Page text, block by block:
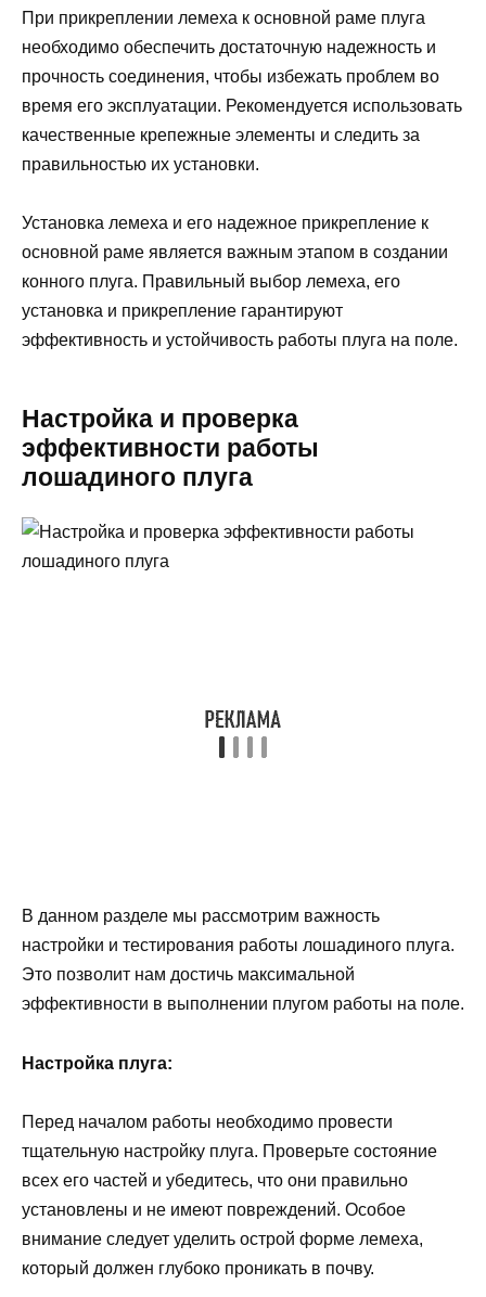
При прикреплении лемеха к основной раме плуга
необходимо обеспечить достаточную надежность и
прочность соединения, чтобы избежать проблем во
время его эксплуатации. Рекомендуется использовать
качественные крепежные элементы и следить за
правильностью их установки.
Установка лемеха и его надежное прикрепление к
основной раме является важным этапом в создании
конного плуга. Правильный выбор лемеха, его
установка и прикрепление гарантируют
эффективность и устойчивость работы плуга на поле.
Настройка и проверка
эффективности работы
лошадиного плуга
В данном разделе мы рассмотрим важность
настройки и тестирования работы лошадиного плуга.
Это позволит нам достичь максимальной
эффективности в выполнении плугом работы на поле.
Настройка плуга:
Перед началом работы необходимо провести
тщательную настройку плуга. Проверьте состояние
всех его частей и убедитесь, что они правильно
установлены и не имеют повреждений. Особое
внимание следует уделить острой форме лемеха,
который должен глубоко проникать в почву.